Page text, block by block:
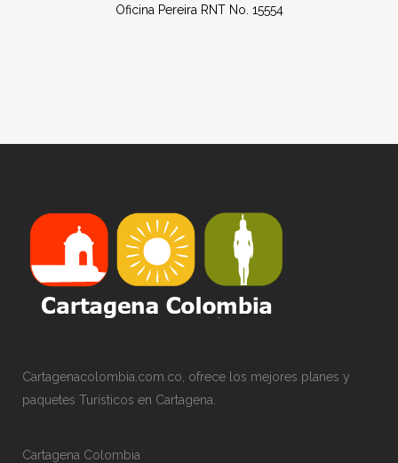
Oficina Pereira RNT No. 15554
Cartagenacolombia.com.co, ofrece los mejores planes y
paquetes Turísticos en Cartagena.
Cartagena Colombia